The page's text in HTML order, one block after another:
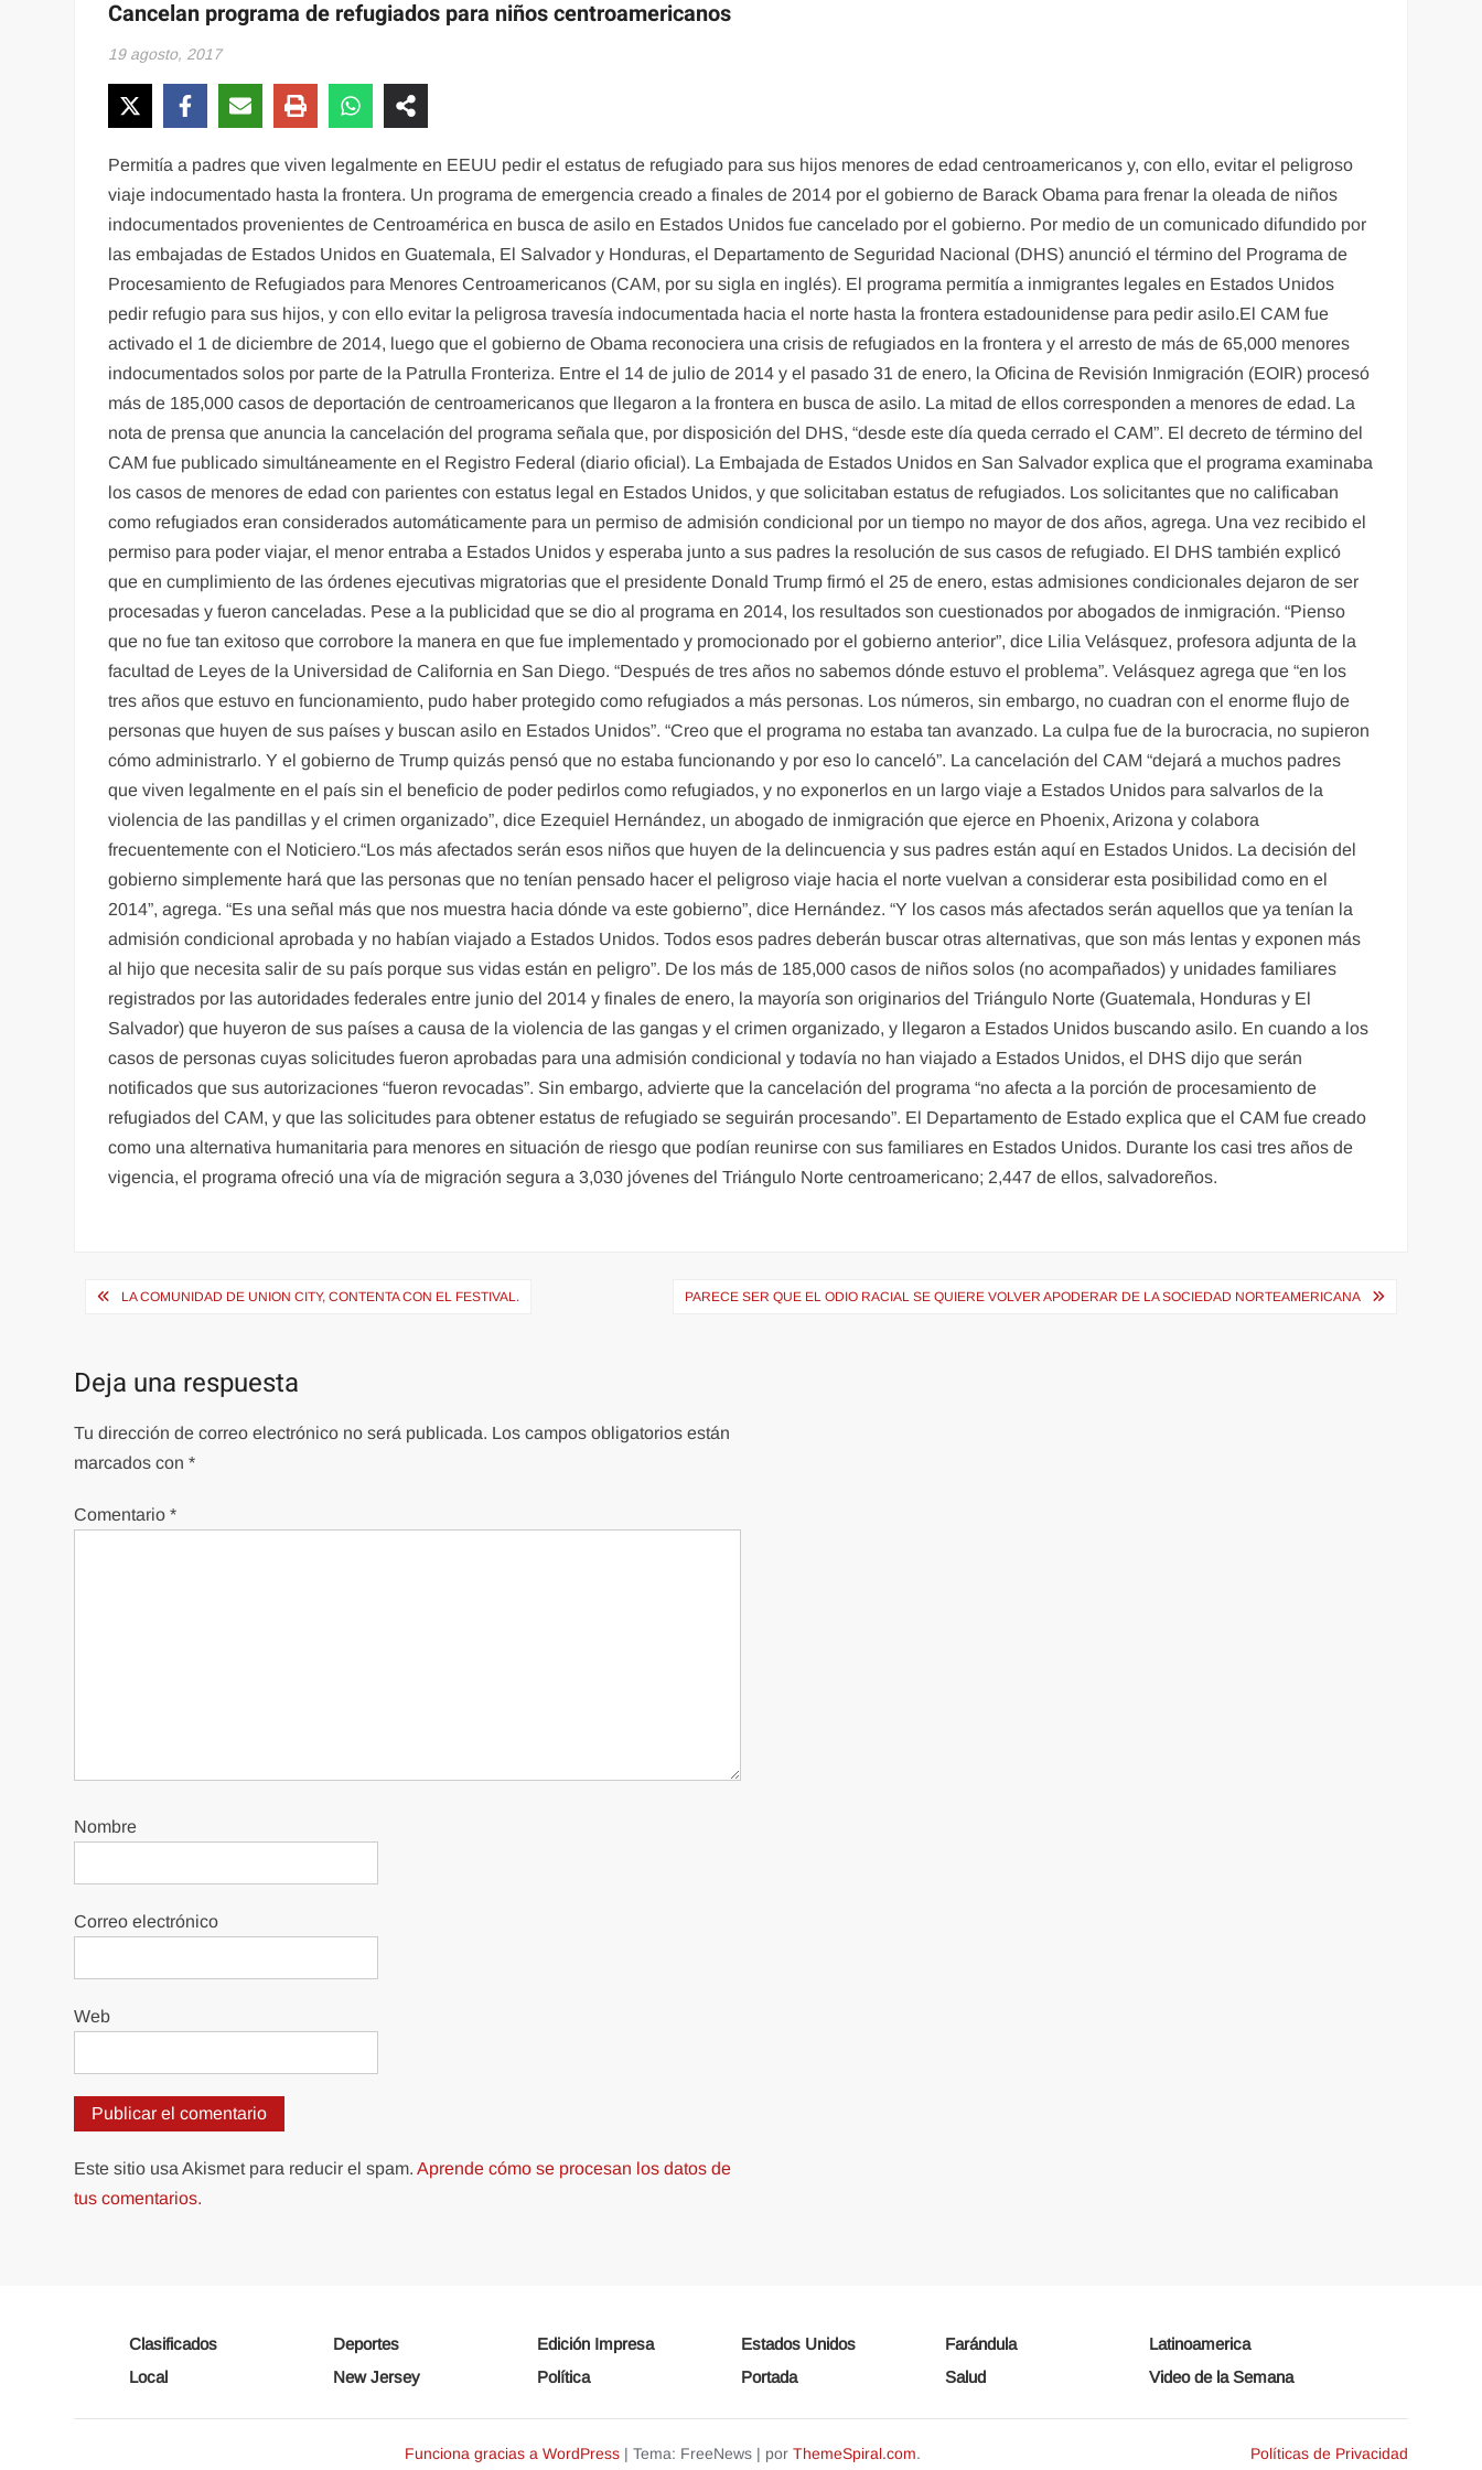
Cancelan programa de refugiados para niños centroamericanos
19 agosto, 2017
Permitía a padres que viven legalmente en EEUU pedir el estatus de refugiado para sus hijos menores de edad centroamericanos y, con ello, evitar el peligroso
viaje indocumentado hasta la frontera. Un programa de emergencia creado a finales de 2014 por el gobierno de Barack Obama para frenar la oleada de niños
indocumentados provenientes de Centroamérica en busca de asilo en Estados Unidos fue cancelado por el gobierno. Por medio de un comunicado difundido por
las embajadas de Estados Unidos en Guatemala, El Salvador y Honduras, el Departamento de Seguridad Nacional (DHS) anunció el término del Programa de
Procesamiento de Refugiados para Menores Centroamericanos (CAM, por su sigla en inglés). El programa permitía a inmigrantes legales en Estados Unidos
pedir refugio para sus hijos, y con ello evitar la peligrosa travesía indocumentada hacia el norte hasta la frontera estadounidense para pedir asilo.El CAM fue
activado el 1 de diciembre de 2014, luego que el gobierno de Obama reconociera una crisis de refugiados en la frontera y el arresto de más de 65,000 menores
indocumentados solos por parte de la Patrulla Fronteriza. Entre el 14 de julio de 2014 y el pasado 31 de enero, la Oficina de Revisión Inmigración (EOIR) procesó
más de 185,000 casos de deportación de centroamericanos que llegaron a la frontera en busca de asilo. La mitad de ellos corresponden a menores de edad. La
nota de prensa que anuncia la cancelación del programa señala que, por disposición del DHS, “desde este día queda cerrado el CAM”. El decreto de término del
CAM fue publicado simultáneamente en el Registro Federal (diario oficial). La Embajada de Estados Unidos en San Salvador explica que el programa examinaba
los casos de menores de edad con parientes con estatus legal en Estados Unidos, y que solicitaban estatus de refugiados. Los solicitantes que no calificaban
como refugiados eran considerados automáticamente para un permiso de admisión condicional por un tiempo no mayor de dos años, agrega. Una vez recibido el
permiso para poder viajar, el menor entraba a Estados Unidos y esperaba junto a sus padres la resolución de sus casos de refugiado. El DHS también explicó
que en cumplimiento de las órdenes ejecutivas migratorias que el presidente Donald Trump firmó el 25 de enero, estas admisiones condicionales dejaron de ser
procesadas y fueron canceladas. Pese a la publicidad que se dio al programa en 2014, los resultados son cuestionados por abogados de inmigración. “Pienso
que no fue tan exitoso que corrobore la manera en que fue implementado y promocionado por el gobierno anterior”, dice Lilia Velásquez, profesora adjunta de la
facultad de Leyes de la Universidad de California en San Diego. “Después de tres años no sabemos dónde estuvo el problema”. Velásquez agrega que “en los
tres años que estuvo en funcionamiento, pudo haber protegido como refugiados a más personas. Los números, sin embargo, no cuadran con el enorme flujo de
personas que huyen de sus países y buscan asilo en Estados Unidos”. “Creo que el programa no estaba tan avanzado. La culpa fue de la burocracia, no supieron
cómo administrarlo. Y el gobierno de Trump quizás pensó que no estaba funcionando y por eso lo canceló”. La cancelación del CAM “dejará a muchos padres
que viven legalmente en el país sin el beneficio de poder pedirlos como refugiados, y no exponerlos en un largo viaje a Estados Unidos para salvarlos de la
violencia de las pandillas y el crimen organizado”, dice Ezequiel Hernández, un abogado de inmigración que ejerce en Phoenix, Arizona y colabora
frecuentemente con el Noticiero.“Los más afectados serán esos niños que huyen de la delincuencia y sus padres están aquí en Estados Unidos. La decisión del
gobierno simplemente hará que las personas que no tenían pensado hacer el peligroso viaje hacia el norte vuelvan a considerar esta posibilidad como en el
2014”, agrega. “Es una señal más que nos muestra hacia dónde va este gobierno”, dice Hernández. “Y los casos más afectados serán aquellos que ya tenían la
admisión condicional aprobada y no habían viajado a Estados Unidos. Todos esos padres deberán buscar otras alternativas, que son más lentas y exponen más
al hijo que necesita salir de su país porque sus vidas están en peligro”. De los más de 185,000 casos de niños solos (no acompañados) y unidades familiares
registrados por las autoridades federales entre junio del 2014 y finales de enero, la mayoría son originarios del Triángulo Norte (Guatemala, Honduras y El
Salvador) que huyeron de sus países a causa de la violencia de las gangas y el crimen organizado, y llegaron a Estados Unidos buscando asilo. En cuando a los
casos de personas cuyas solicitudes fueron aprobadas para una admisión condicional y todavía no han viajado a Estados Unidos, el DHS dijo que serán
notificados que sus autorizaciones “fueron revocadas”. Sin embargo, advierte que la cancelación del programa “no afecta a la porción de procesamiento de
refugiados del CAM, y que las solicitudes para obtener estatus de refugiado se seguirán procesando”. El Departamento de Estado explica que el CAM fue creado
como una alternativa humanitaria para menores en situación de riesgo que podían reunirse con sus familiares en Estados Unidos. Durante los casi tres años de
vigencia, el programa ofreció una vía de migración segura a 3,030 jóvenes del Triángulo Norte centroamericano; 2,447 de ellos, salvadoreños.
Navegación
entradas
LA COMUNIDAD DE UNION CITY, CONTENTA CON EL FESTIVAL. PARECE SER QUE EL ODIO RACIAL SE QUIERE VOLVER APODERAR DE LA SOCIEDAD NORTEAMERICANA
Deja una respuesta
Tu dirección de correo electrónico no será publicada. Los campos obligatorios están
marcados con*
Comentario*
Nombre
Correo electrónico
Web
Este sitio usa Akismet para reducir el spam.Aprende cómo se procesan los datos de
tus comentarios.
Clasificados Deportes Edición Impresa Estados Unidos Farándula
Latinoamerica
Local
New Jersey Política Portada Salud Video de la Semana
Funciona gracias a WordPress | Tema: FreeNews | por ThemeSpiral.com. Políticas de Privacidad